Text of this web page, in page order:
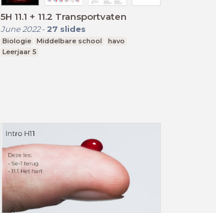
5H 11.1 + 11.2 Transportvaten
June 2022- 27 slides
Biologie Middelbare school
havo
Leerjaar 5